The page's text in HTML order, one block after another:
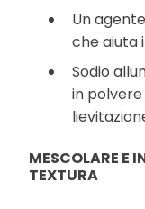
Un
che aiuta
Sodio
in
MESCOLARE E
TEXTURA